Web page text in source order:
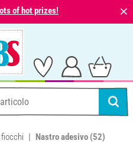
of hot prizes! ⨯
Nastro adesivo (52)